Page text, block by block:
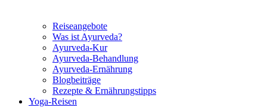
Reiseangebote
Was ist Ayurveda?
Ayurveda-Kur
Ayurveda-Behandlung
Ayurveda-Ernährung
Blogbeiträge
Rezepte & Ernährungstipps
Yoga-Reisen